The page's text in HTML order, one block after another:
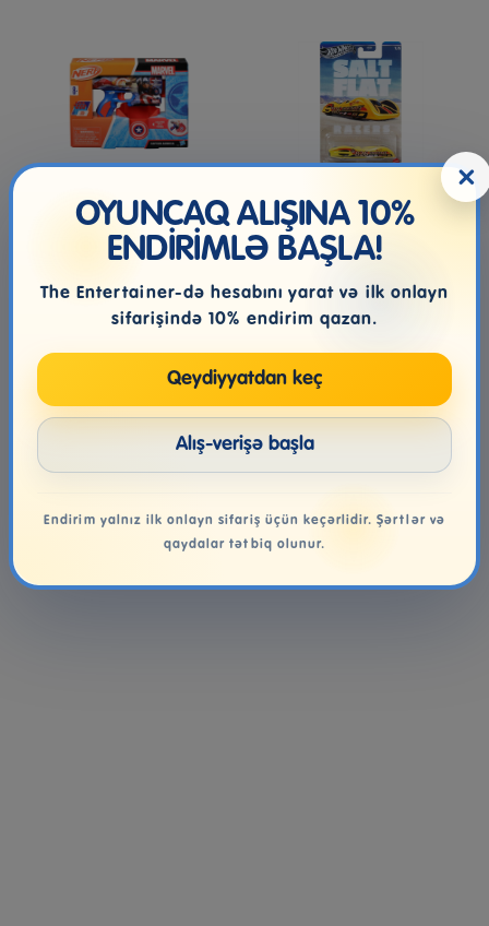
Nerf Marvel Captain
America Dart Blaster
72.99₼
HOT WHEELS VINTAGE
MÜXTƏLİF ÇEŞİDLİ
13.99₼
×
OYUNCAQ ALIŞINA 10%
ENDİRİMLƏ BAŞLA!
The Entertainer-də hesabını yarat və ilk onlayn
sifarişində 10% endirim qazan.
Qeydiyyatdan keç
Alış-verişə başla
Endirim yalnız ilk onlayn sifariş üçün keçərlidir. Şərtlər və
qaydalar tətbiq olunur.